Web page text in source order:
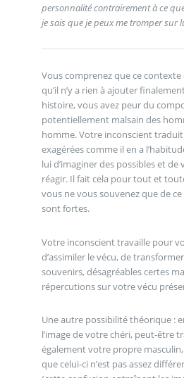
personnalité contrairement à ce
je sais que je peux me tromper sur
Vous comprenez que ce
qu’il n’y a rien à ajouter
histoire, vous avez peur du
potentiellement malsain des
homme. Votre inconscient traduit
exagérées comme il en a
lui d’imaginer des possibles et de
réagir. Il fait cela pour tout et
vous ne vous souvenez que de ce
sont fortes.
Votre inconscient travaille pour
d’assimiler le vécu, de
souvenirs, désagréables certes
répercutions sur votre vécu
Une autre possibilité théorique :
l’image de votre chéri, peut-être
également votre propre
que celui-ci n’est pas assez